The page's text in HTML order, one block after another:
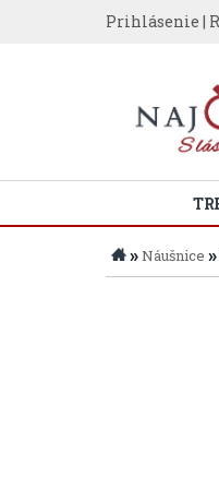
Prihlásenie |
»Náušnice »